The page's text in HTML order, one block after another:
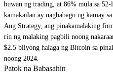
buwan ng trading, at 86% mula sa
kamakailan ay nagbabago ng kamay
Ang Strategy, ang pinakamalaking
rin ng malaking pagbili noong
$2.5 bilyong halaga ng Bitcoin sa
noong 2024.
Patok na Babasahin